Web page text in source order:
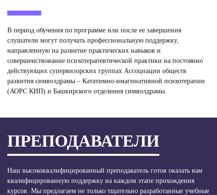
В период обучения по программе или после ее завершения
слушатели могут получать профессиональную поддержку,
направленную на развитие практических навыков и
совершенствование психотерапевтической практики на постоянно
действующих супервизорских группах Ассоциации обществ
развития символдрамы – Кататимно-имагинативной психотерапии
(АОРС КИП) и Башкирского отделения символдрамы.
ПРЕПОДАВАТЕЛИ
Наш высококвалифицированный преподаватель готов оказать вам
квалифицированную поддержку на каждом этапе прохождения
курсов. Мы предлагаем не только тщательно разработанные учебные